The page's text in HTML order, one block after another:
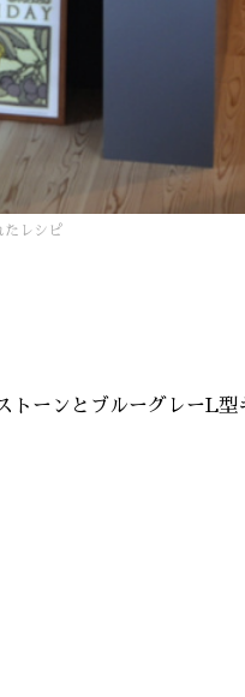
たレシピ
トーンとブルーグレーL